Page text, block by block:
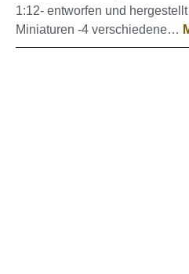
1:12- entworfen und
Miniaturen -4 verschiedene…